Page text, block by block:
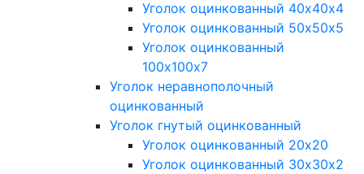
Уголок оцинкованный 40х40х4
Уголок оцинкованный 50х50х5
Уголок оцинкованный
100х100х7
Уголок неравнополочный
оцинкованный
Уголок гнутый оцинкованный
Уголок оцинкованный 20х20
Уголок оцинкованный 30х30х2